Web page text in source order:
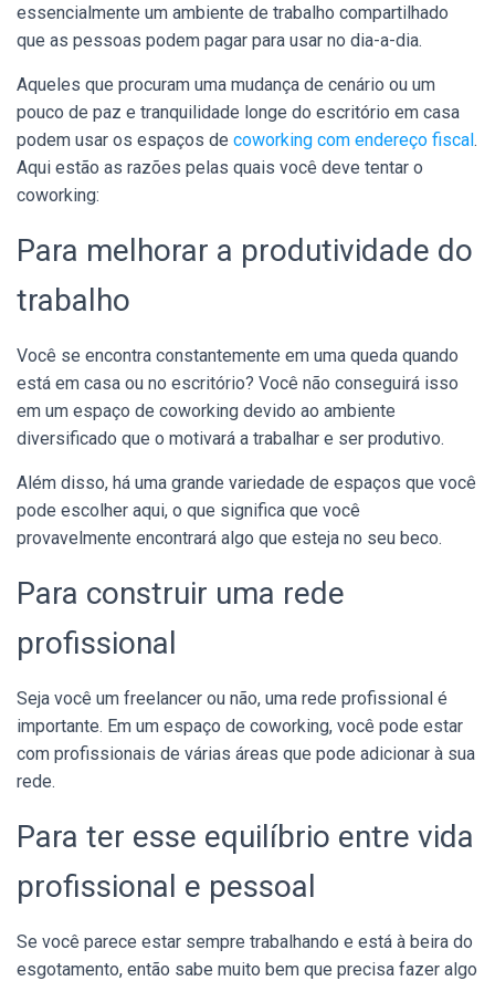
essencialmente um ambiente de trabalho compartilhado
que as pessoas podem pagar para usar no dia-a-dia.
Aqueles que procuram uma mudança de cenário ou um
pouco de paz e tranquilidade longe do escritório em casa
podem usar os espaços de coworking com endereço fiscal.
Aqui estão as razões pelas quais você deve tentar o
coworking:
Para melhorar a produtividade do
trabalho
Você se encontra constantemente em uma queda quando
está em casa ou no escritório? Você não conseguirá isso
em um espaço de coworking devido ao ambiente
diversificado que o motivará a trabalhar e ser produtivo.
Além disso, há uma grande variedade de espaços que você
pode escolher aqui, o que significa que você
provavelmente encontrará algo que esteja no seu beco.
Para construir uma rede
profissional
Seja você um freelancer ou não, uma rede profissional é
importante. Em um espaço de coworking, você pode estar
com profissionais de várias áreas que pode adicionar à sua
rede.
Para ter esse equilíbrio entre vida
profissional e pessoal
Se você parece estar sempre trabalhando e está à beira do
esgotamento, então sabe muito bem que precisa fazer algo